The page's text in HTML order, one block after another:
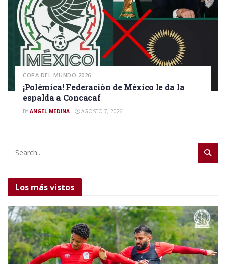
COPA DEL MUNDO 2026
¡Polémica! Federación de México le da la
espalda a Concacaf
BY ANGEL MEDINA AGOSTO 7, 2026
Los más vistos